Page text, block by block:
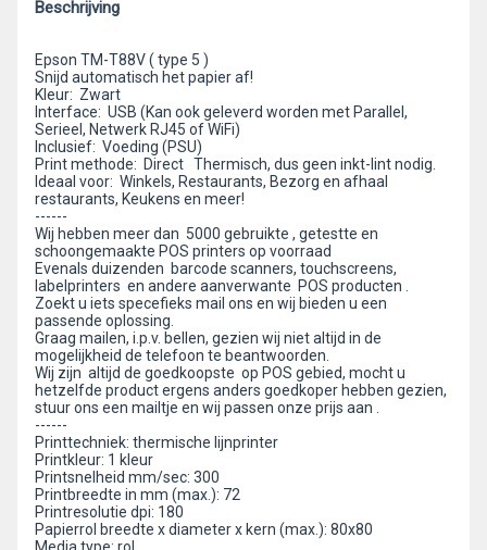
Beschrijving
Epson TM-T88V ( type 5 )
Snijd automatisch het papier af!
Kleur: Zwart
Interface: USB (Kan ook geleverd worden met Parallel,
Serieel, Netwerk RJ45 of WiFi)
Inclusief: Voeding (PSU)
Print methode: Direct Thermisch, dus geen inkt-lint nodig.
Ideaal voor: Winkels, Restaurants, Bezorg en afhaal
restaurants, Keukens en meer!
------
Wij hebben meer dan 5000 gebruikte , getestte en
schoongemaakte POS printers op voorraad
Evenals duizenden barcode scanners, touchscreens,
labelprinters en andere aanverwante POS producten .
Zoekt u iets specefieks mail ons en wij bieden u een
passende oplossing.
Graag mailen, i.p.v. bellen, gezien wij niet altijd in de
mogelijkheid de telefoon te beantwoorden.
Wij zijn altijd de goedkoopste op POS gebied, mocht u
hetzelfde product ergens anders goedkoper hebben gezien,
stuur ons een mailtje en wij passen onze prijs aan .
------
Printtechniek: thermische lijnprinter
Printkleur: 1 kleur
Printsnelheid mm/sec: 300
Printbreedte in mm (max.): 72
Printresolutie dpi: 180
Papierrol breedte x diameter x kern (max.): 80x80